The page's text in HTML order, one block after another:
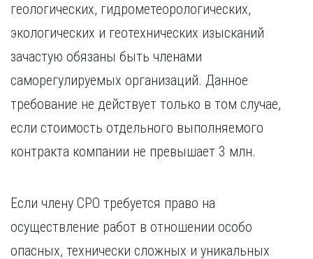
Калининград
Кемерово
Киров
Краснодар
Красноярск
Курган
Курск
Л
Махачкала
Мурманск
Тюмень
У
Улан-Удэ
Ульяновск
Челябинск
Череповец
Чита
геологических, гидрометеорологических,
экологических и геотехнических изысканий
зачастую обязаны быть членами
саморегулируемых организаций. Данное
требование не действует только в том случае,
если стоимость отдельного выполняемого
контракта компании не превышает 3 млн.
Если члену СРО требуется право на
осуществление работ в отношении особо
опасных, технически сложных и уникальных